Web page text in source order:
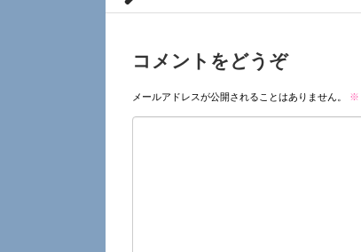
コメントをどうぞ
メールアドレスが公開されることはありません。 ※